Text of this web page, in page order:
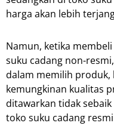
harga akan lebih
Namun, ketika
suku cadang non-
dalam memilih produk,
kemungkinan kualitas
ditawarkan tidak
toko suku cadang